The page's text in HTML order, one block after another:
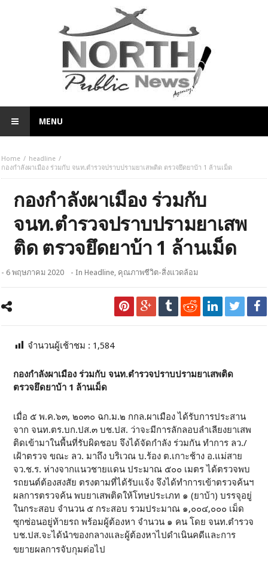
MENU
Home
headline
กองกำลังผาเมือง ร่วมกับ จนท.ตำรวจปราบปรามยาเสพติด ตรวจยึดยาบ้า 1 ล้านเม็ด
กองกำลังผาเมือง ร่วมกับ
จนท.ตำรวจปราบปรามยาเสพ
ติด ตรวจยึดยาบ้า 1 ล้านเม็ด
- 6 พฤษภาคม 2020 - InHeadline, คุณภาพชีวิต-สิ่งแวดล้อม
จำนวนผู้เช้าชม : 1,584
กองกำลังผาเมือง ร่วมกับ จนท.ตำรวจปราบปรามยาเสพติด
ตรวจยึดยาบ้า 1 ล้านเม็ด
เมื่อ ๕ พ.ค.๖๓, ๒๐๓๐ ฉก.ม.๒ กกล.ผาเมือง ได้รับการประสาน
จาก จนท.ตร.บก.ปส.๓ บช.ปส. ว่าจะมีการลักลอบลำเลียงยาเสพ
ติดเข้ามาในพื้นที่รับผิดชอบ จึงได้จัดกำลัง ร่วมกัน ทำการ ลว./
เฝ้าตรวจ ขณะ ลว. มาถึง บริเวณ บ.ร้อง ต.เกาะช้าง อ.แม่สาย
จว.ช.ร. ห่างจากแนวชายแดน ประมาณ ๕๐๐ เมตร ได้ตรวจพบ
รถยนต์ต้องสงสัย ตรงตามที่ได้รับแจ้ง จึงได้ทำการเข้าตรวจค้นฯ
ผลการตรวจค้น พบยาเสพติดให้โทษประเภท ๑ (ยาบ้า) บรรจุอยู่
ในกระสอบ จำนวน ๕ กระสอบ รวมประมาณ ๑,๐๐๔,๐๐๐ เม็ด
ซุกซ่อนอยู่ท้ายรถ พร้อมผู้ต้องหา จำนวน ๑ คน โดย จนท.ตำรวจ
บช.ปส.จะได้นำของกลางและผู้ต้องหาไปดำเนินคดีและการ
ขยายผลการจับกุมต่อไป